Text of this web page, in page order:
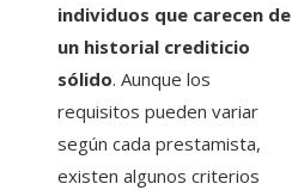
individuos que carecen de
un historial crediticio
sólido. Aunque los
requisitos pueden variar
según cada prestamista,
existen algunos criterios